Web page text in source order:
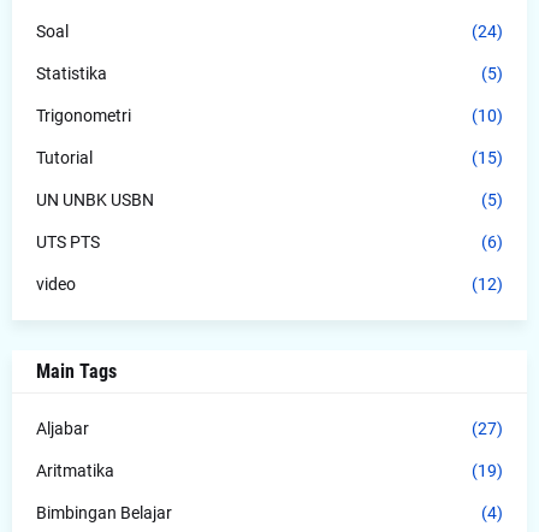
Soal (24)
Statistika (5)
Trigonometri (10)
Tutorial (15)
UN UNBK USBN (5)
UTS PTS (6)
video (12)
Main Tags
Aljabar (27)
Aritmatika (19)
Bimbingan Belajar (4)